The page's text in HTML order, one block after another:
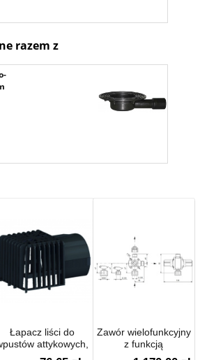
razem z
Łapacz liści do
attykowych,
92 x 114 mm
Zawór wielofunkcyjny
z funkcją
przeciwciśnienia,